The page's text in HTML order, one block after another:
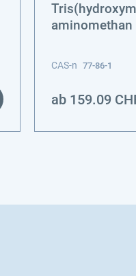
aminomethan
CAS-n 77-86-1
ab 159.09